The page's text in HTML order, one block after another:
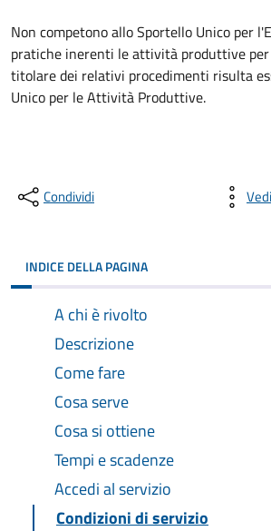
Non competono allo Sportello Unico per
pratiche inerenti le attività produttive
titolare dei relativi procedimenti risulta
Unico per le Attività Produttive.
Condividi
INDICE DELLA PAGINA
A chi è rivolto
Descrizione
Come fare
Cosa serve
Cosa si ottiene
Tempi e scadenze
Accedi al servizio
Condizioni di servizio